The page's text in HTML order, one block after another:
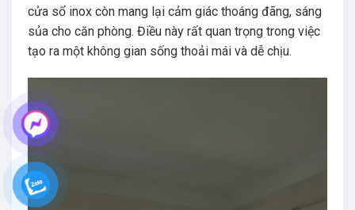
cửa sổ inox còn mang lại cảm giác thoáng đãng, sáng
sủa cho căn phòng. Điều này rất quan trọng trong việc
tạo ra một không gian sống thoải mái và dễ chịu.